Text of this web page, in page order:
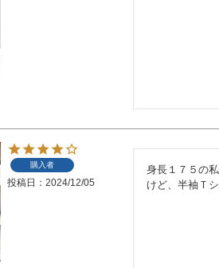
購入者
投稿日 2024/12/05
身長１７５の
けど、半袖Ｔ